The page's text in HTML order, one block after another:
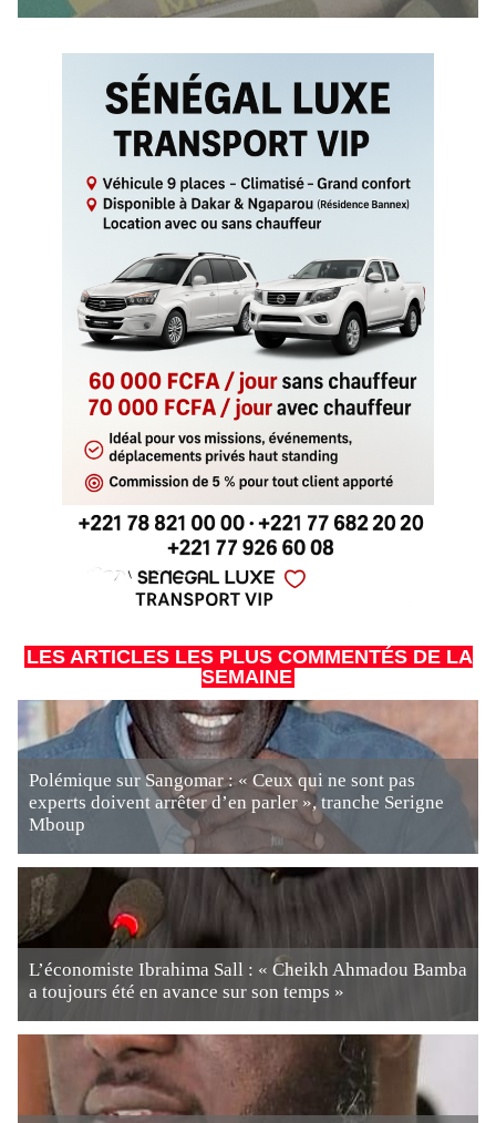
LES ARTICLES LES PLUS COMMENTÉS DE LA
SEMAINE
Polémique sur Sangomar : « Ceux qui ne sont pas
experts doivent arrêter d’en parler », tranche Serigne
Mboup
L’économiste Ibrahima Sall : « Cheikh Ahmadou Bamba
a toujours été en avance sur son temps »